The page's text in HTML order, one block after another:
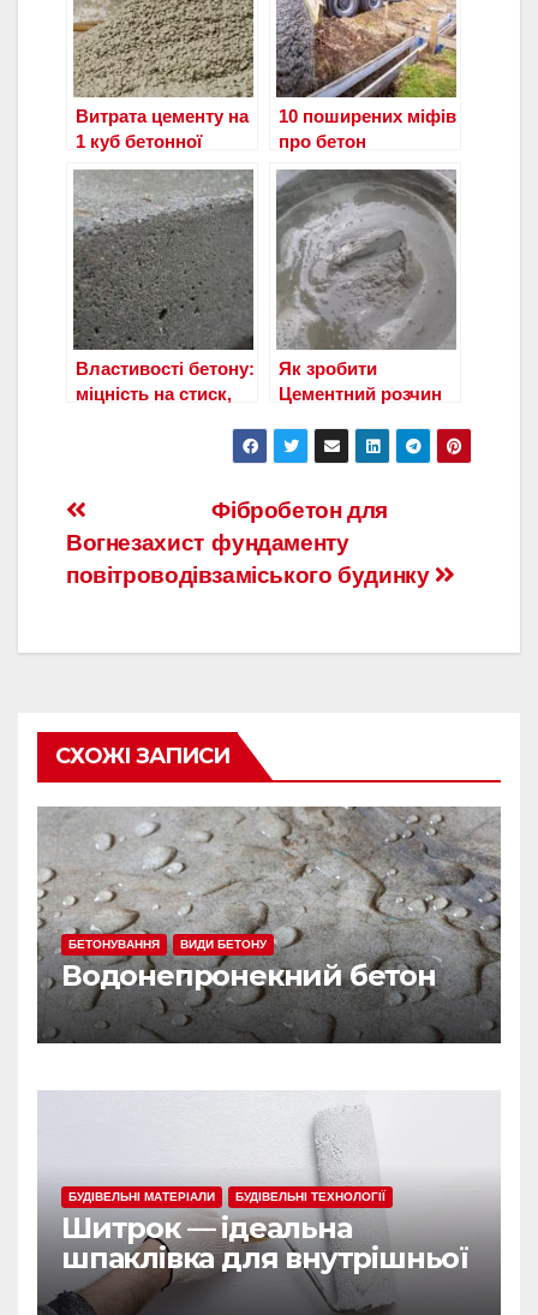
Витрата цементу на
1 куб бетонної
суміші
10 поширених міфів
про бетон
Властивості бетону:
міцність на стиск,
Як зробити
Цементний розчин
Навигация
по
Фібробетон для
фундаменту
заміського будинку
Вогнезахист
повітроводів
СХОЖІ ЗАПИСИ
БЕТОНУВАННЯ ВИДИ БЕТОНУ
Водонепронекний бетон
БУДІВЕЛЬНІ МАТЕРІАЛИ БУДІВЕЛЬНІ ТЕХНОЛОГІЇ
Шитрок — ідеальна
шпаклівка для внутрішньої
обробки